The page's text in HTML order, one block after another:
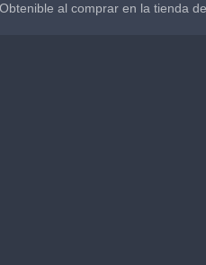
Obtenible al comprar en la tienda